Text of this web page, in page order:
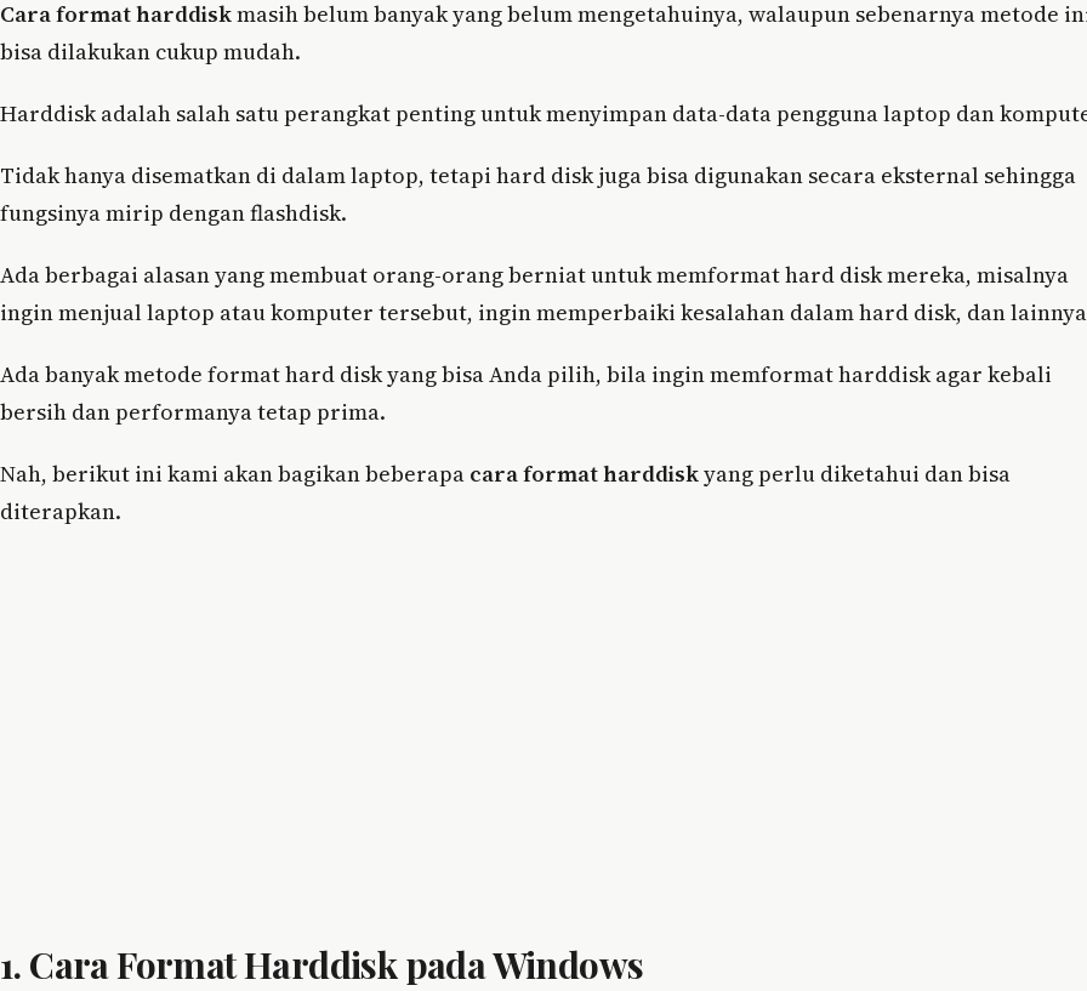
Cara format harddiskmasih belum banyak yang belum mengetahuinya, walaupun sebenarnya metode
bisa dilakukan cukup mudah.
Harddisk adalah salah satu perangkat penting untuk menyimpan data-data pengguna laptop dan
Tidak hanya disematkan di dalam laptop, tetapi hard disk juga bisa digunakan secara eksternal sehingga
fungsinya mirip dengan flashdisk.
Ada berbagai alasan yang membuat orang-orang berniat untuk memformat hard disk mereka, misalnya
ingin menjual laptop atau komputer tersebut, ingin memperbaiki kesalahan dalam hard disk, dan
Ada banyak metode format hard disk yang bisa Anda pilih, bila ingin memformat harddisk agar kebali
bersih dan performanya tetap prima.
Nah, berikut ini kami akan bagikan beberapa cara format harddiskyang perlu diketahui dan bisa
diterapkan.
1. Cara Format Harddisk pada Windows